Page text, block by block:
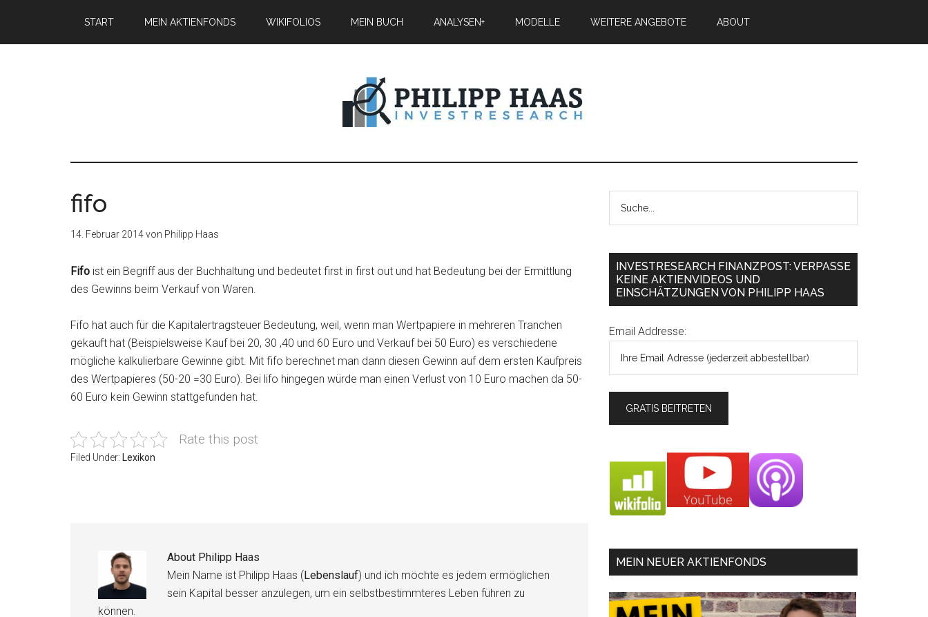
START MEIN AKTIENFONDS WIKIFOLIOS MEIN BUCH ANALYSEN+ MODELLE WEITERE ANGEBOTE ABOUT
fifo
14. Februar 2014von Philipp Haas
Fifo ist ein Begriff aus der Buchhaltung und bedeutet first in first out und hat Bedeutung bei der Ermittlung
des Gewinns beim Verkauf von Waren.
Fifo hat auch für die Kapitalertragsteuer Bedeutung, weil, wenn man Wertpapiere in mehreren Tranchen
gekauft hat (Beispielsweise Kauf bei 20, 30 ,40 und 60 Euro und Verkauf bei 50 Euro) es verschiedene
mögliche kalkulierbare Gewinne gibt. Mit fifo berechnet man dann diesen Gewinn auf dem ersten Kaufpreis
des Wertpapieres (50-20 =30 Euro). Bei lifo hingegen würde man einen Verlust von 10 Euro machen da 50-
60 Euro kein Gewinn stattgefunden hat.
Rate this post
Filed Under: Lexikon
About Philipp Haas
Mein Name ist Philipp Haas (Lebenslauf) und ich möchte es jedem ermöglichen
sein Kapital besser anzulegen, um ein selbstbestimmteres Leben führen zu
können.
INVESTRESEARCH FINANZPOST: VERPASSE
KEINE AKTIENVIDEOS UND
EINSCHÄTZUNGEN VON PHILIPP HAAS
Email Addresse:
MEIN NEUER AKTIENFONDS